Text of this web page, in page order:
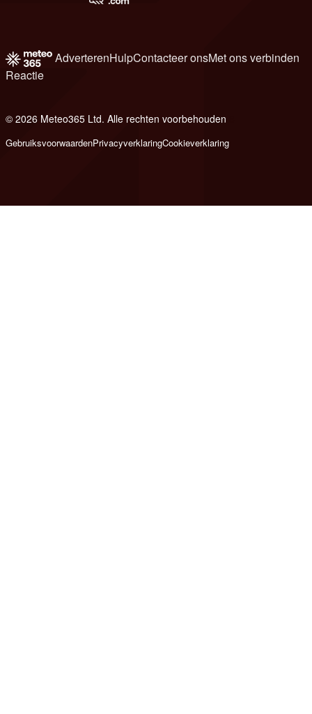
AdverterenHulpContacteer onsMet ons verbinden
Reactie
© 2026 Meteo365 Ltd. Alle rechten voorbehouden
GebruiksvoorwaardenPrivacyverklaringCookieverklaring